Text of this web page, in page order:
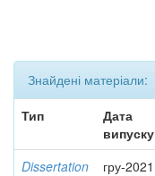
Знайдені матеріали:
Тип
Дата
випуску
Dissertation гру-2021